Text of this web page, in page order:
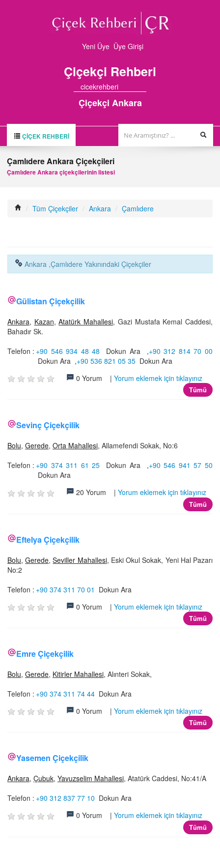
Yeni Üye Üye Girişi
Çiçekçi Rehberi
cicekrehberi
Çiçekçi Ankara
ÇIÇEK REHBERI
ÇİÇEKÇİLER
FİRMA BAŞVURUSU
Çamlıdere Ankara Çiçekçileri
Çamlıdere Ankara çiçekçilerinin listesi
/ Tüm Çiçekçiler / Ankara / Çamlıdere
Ankara ,Çamlıdere Yakınındaki Çiçekçiler
Gülistan Çiçekçilik
Ankara, Kazan,Atatürk Mahallesi, Gazi Mustafa Kemal Caddesi,
Bahadır Sk.
Telefon : +90 546 934 48 48 Dokun Ara,+90 312 814 70 00
Dokun Ara ,+90 536 821 05 35 Dokun Ara
0 Yorum | Yorum eklemek için tıklayınız
Tümü
Sevinç Çiçekçilik
Bolu, Gerede, Orta Mahallesi, Allamefendi Sokak, No:6
Telefon : +90 374 311 61 25 Dokun Ara,+90 546 941 57 50
Dokun Ara
20 Yorum | Yorum eklemek için tıklayınız
Tümü
Eftelya Çiçekçilik
Bolu,Gerede,Seviller Mahallesi, Eski Okul Sokak, Yeni Hal Pazarı
No:2
Telefon : +90 374 311 70 01 Dokun Ara
0 Yorum | Yorum eklemek için tıklayınız
Tümü
Emre Çiçekçilik
Bolu, Gerede, Kitirler Mahallesi, Alınteri Sokak,
Telefon : +90 374 311 74 44 Dokun Ara
0 Yorum | Yorum eklemek için tıklayınız
Tümü
Yasemen Çiçekçilik
Ankara, Çubuk, Yavuzselim Mahallesi, Atatürk Caddesi, No:41/A
Telefon : +90 312 837 77 10 Dokun Ara
0 Yorum | Yorum eklemek için tıklayınız
Tümü